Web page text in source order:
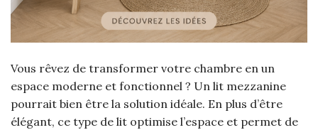
Vous rêvez de transformer votre chambre en un
espace moderne et fonctionnel ? Un lit mezzanine
pourrait bien être la solution idéale. En plus d’être
élégant, ce type de lit optimise l’espace et permet de